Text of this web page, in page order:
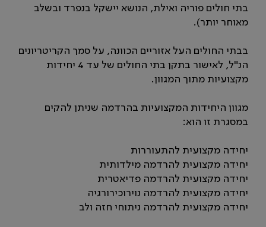
בתי חולים פוריה ואילת, הנושא יישקל בנפרד ובשלב
מאוחר יותר).
בבתי החולים העל אזוריים הכוונה, על סמך הקריטריונים
הנ"ל, לאישור בתקן בתי החולים של עד 4 יחידות
מקצועיות מתוך המגוון.
מגוון היחידות המקצועיות בהרדמה שניתן להקים
במסגרת זו הוא:
יחידה מקצועית להתעוררות
יחידה מקצועית להרדמה מילדותית
יחידה מקצועית להרדמה פדיאטרית
יחידה מקצועית להרדמה נוירוכירורגיה
יחידה מקצועית להרדמה ניתוחי חזה ולב